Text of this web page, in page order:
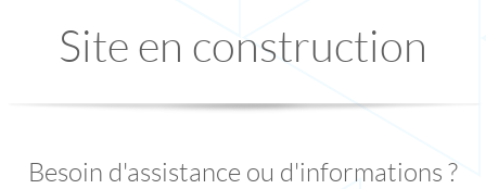
Site en construction
Besoin d'assistance ou d'informations ?